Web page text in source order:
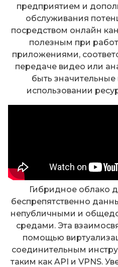
предприятием и
обслуживания
посредством онлайн
полезным при
приложениями,
передаче видео или
быть
использовании
Гибридное облако
беспрепятственно
непубличными и
средами. Эта
помощью
соединительным
таким как API и VPNS.